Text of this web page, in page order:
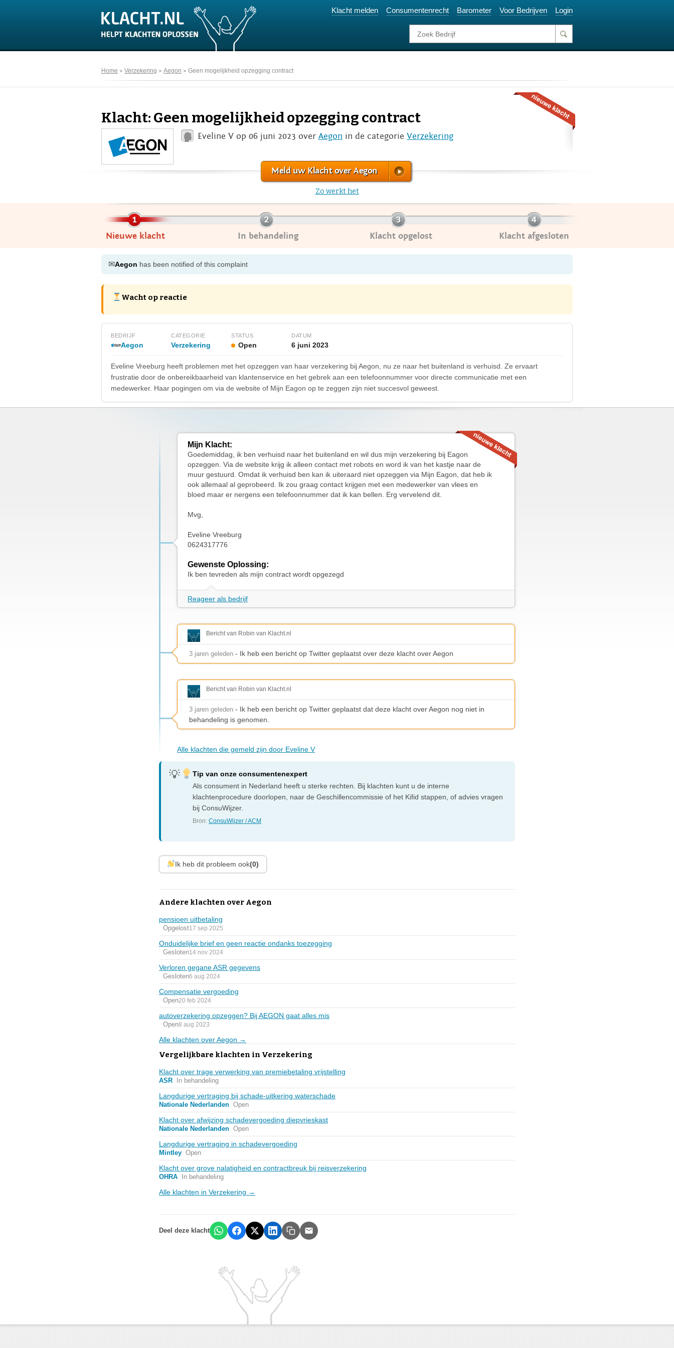
Klacht melden Consumentenrecht Barometer Voor Bedrijven Login
Home Verzekering Aegon Geen mogelijkheid opzegging contract
Klacht: Geen mogelijkheid opzegging contract
Eveline V op 06 juni 2023 over Aegon in de categorie Verzekering
Meld uw Klacht over Aegon
Zo werkt het
Nieuwe klacht In behandeling Klacht opgelost Klacht afgesloten
✉Aegon has been notified of this complaint
Wacht op reactie
BEDRIJF
Aegon
CATEGORIE
Verzekering
STATUS
Open
DATUM
6 juni 2023
Eveline Vreeburg heeft problemen met het opzeggen van haar verzekering bij Aegon, nu ze naar het buitenland is verhuisd. Ze ervaart
frustratie door de onbereikbaarheid van klantenservice en het gebrek aan een telefoonnummer voor directe communicatie met een
medewerker. Haar pogingen om via de website of Mijn Eagon op te zeggen zijn niet succesvol geweest.
Mijn Klacht:
Goedemiddag, ik ben verhuisd naar het buitenland en wil dus mijn verzekering bij Eagon
opzeggen. Via de website krijg ik alleen contact met robots en word ik van het kastje naar de
muur gestuurd. Omdat ik verhuisd ben kan ik uiteraard niet opzeggen via Mijn Eagon, dat heb ik
ook allemaal al geprobeerd. Ik zou graag contact krijgen met een medewerker van vlees en
bloed maar er nergens een telefoonnummer dat ik kan bellen. Erg vervelend dit.
Mvg,
Eveline Vreeburg
0624317776
Gewenste Oplossing:
Ik ben tevreden als mijn contract wordt opgezegd
Reageer als bedrijf
Bericht van Robin van Klacht.nl
3 jaren geleden - Ik heb een bericht op Twitter geplaatst over deze klacht over Aegon
Bericht van Robin van Klacht.nl
3 jaren geleden - Ik heb een bericht op Twitter geplaatst dat deze klacht over Aegon nog niet in
behandeling is genomen.
Alle klachten die gemeld zijn door Eveline V
Tip van onze consumentenexpert
Als consument in Nederland heeft u sterke rechten. Bij klachten kunt u de interne
klachtenprocedure doorlopen, naar de Geschillencommissie of het Kifid stappen, of advies vragen
bij ConsuWijzer.
Bron:ConsuWijzer / ACM
Ik heb dit probleem ook(0)
Andere klachten over Aegon
pensioen uitbetaling
Opgelost17 sep 2025
Onduidelijke brief en geen reactie ondanks toezegging
Gesloten14 nov 2024
Verloren gegane ASR gegevens
Gesloten6 aug 2024
Compensatie vergoeding
Open20 feb 2024
autoverzekering opzeggen? Bij AEGON gaat alles mis
Open8 aug 2023
Alle klachten over Aegon →
Vergelijkbare klachten in Verzekering
Klacht over trage verwerking van premiebetaling vrijstelling
ASR In behandeling
Langdurige vertraging bij schade-uitkering waterschade
Nationale Nederlanden Open
Klacht over afwijzing schadevergoeding diepvrieskast
Nationale Nederlanden Open
Langdurige vertraging in schadevergoeding
Mintley Open
Klacht over grove nalatigheid en contractbreuk bij reisverzekering
OHRA In behandeling
Alle klachten in Verzekering →
Deel deze klacht